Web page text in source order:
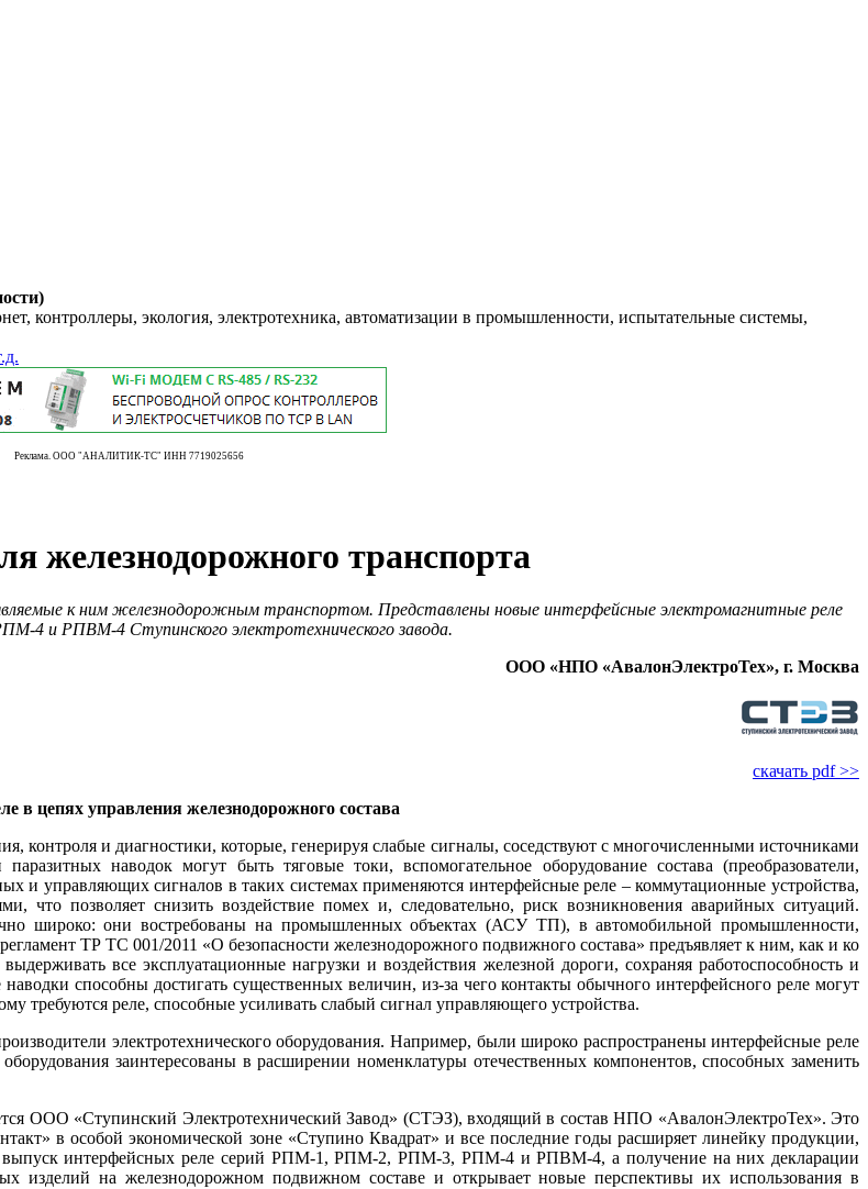
экология, электротехника, автоматизации в промышленности, испытательные системы,
Реклама. ООО "АНАЛИТИК-ТС" ИНН 7719025656
железнодорожного транспорта
к ним железнодорожным транспортом. Представлены новые интерфейсные электромагнитные реле
и РПВМ‑4 Ступинского электротехнического завода.
ООО «НПО «АвалонЭлектроТех», г. Москва
скачать pdf >>
в цепях управления железнодорожного состава
контроля и диагностики, которые, генерируя слабые сигналы, соседствуют с многочисленными источниками
наводок могут быть тяговые то­ки, вспомогательное оборудование состава (преобразователи,
и управляющих сигналов в таких системах применяются интерфейсные ре­ле – коммутационные устройства,
позволяет снизить воздействие помех и, следовательно, риск возникновения аварийных ситуаций.
широко: они востребованы на промышленных объектах (АСУ ТП), в автомобильной промышленности,
ТР ТС 001/2011 «О безопасности железнодорожного подвижного состава» предъявляет к ним, как и ко
все эксплуатационные нагрузки и воздействия железной дороги, сохраняя работоспособность и
способны достигать существенных величин, из-за че­го контакты обычного интерфейсного ре­ле могут
требуются ре­ле, способные усиливать слабый сигнал управляющего устройства.
электротехнического оборудования. Например, бы­ли широко распространены интерфейсные ре­ле
заинтересованы в расширении номенклатуры отечественных компонентов, способных заменить
ООО «Ступинский Электротехнический Завод» (СТЭЗ), входящий в состав НПО «Ава­лон­Элект­ро­Тех». Это
в особой экономической зо­не «Ступино Квадрат» и все последние го­ды расширяет линейку продукции,
выпуск интерфейсных ре­ле серий РПМ‑1, РПМ‑2, РПМ‑3, РПМ‑4 и РПВМ‑4, а получение на них декларации
изделий на железнодорожном подвижном составе и открывает новые перспективы их использования в